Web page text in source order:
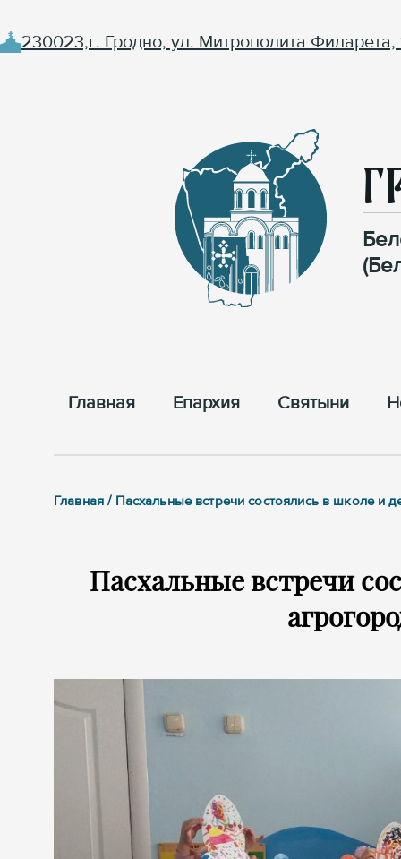
230023,г. Гродно, ул. Митрополита Филарета,
Главная Епархия Cвятыни
Главная / Пасхальные встречи состоялись в школе и
Пасхальные встречи